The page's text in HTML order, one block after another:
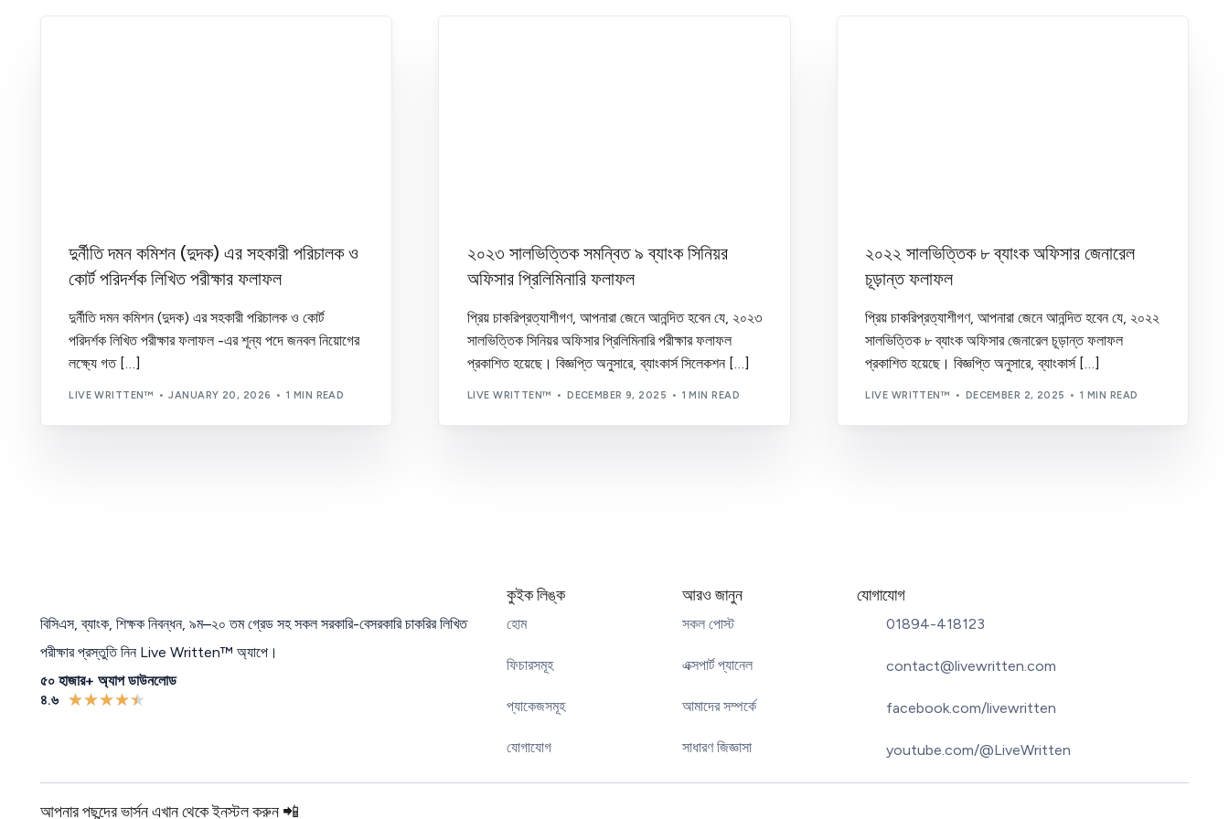
দুর্নীতি দমন কমিশন (দুদক) এর সহকারী পরিচালক ও
কোর্ট পরিদর্শক লিখিত পরীক্ষার ফলাফল
দুর্নীতি দমন কমিশন (দুদক) এর সহকারী পরিচালক ও কোর্ট
পরিদর্শক লিখিত পরীক্ষার ফলাফল -এর শূন্য পদে জনবল নিয়োগের
লক্ষ্যে গত […]
LIVE WRITTEN™ JANUARY 20, 2026 1 MIN READ
২০২৩ সালভিত্তিক সমন্বিত ৯ ব্যাংক সিনিয়র
অফিসার প্রিলিমিনারি ফলাফল
প্রিয় চাকরিপ্রত্যাশীগণ, আপনারা জেনে আনন্দিত হবেন যে, ২০২৩
সালভিত্তিক সিনিয়র অফিসার প্রিলিমিনারি পরীক্ষার ফলাফল
প্রকাশিত হয়েছে। বিজ্ঞপ্তি অনুসারে, ব্যাংকার্স সিলেকশন […]
LIVE WRITTEN™ DECEMBER 9, 2025 1 MIN READ
২০২২ সালভিত্তিক ৮ ব্যাংক অফিসার জেনারেল
চূড়ান্ত ফলাফল
প্রিয় চাকরিপ্রত্যাশীগণ, আপনারা জেনে আনন্দিত হবেন যে, ২০২২
সালভিত্তিক ৮ ব্যাংক অফিসার জেনারেল চূড়ান্ত ফলাফল
প্রকাশিত হয়েছে। বিজ্ঞপ্তি অনুসারে, ব্যাংকার্স […]
LIVE WRITTEN™ DECEMBER 2, 2025 1 MIN READ
বিসিএস,ব্যাংক, শিক্ষক নিবন্ধন, ৯ম–২০ তম গ্রেড সহ সকল সরকারি-বেসরকারি চাকরির লিখিত
পরীক্ষার প্রস্তুতি নিন Live Written™ অ্যাপে।
৫০ হাজার+ অ্যাপ ডাউনলোড
৪.৬
★★★★★
কুইক লিঙ্ক
হোম
ফিচারসমূহ
প্যাকেজসমূহ
যোগাযোগ
আরও জানুন
সকল পোস্ট
এক্সপার্ট প্যানেল
আমাদের সম্পর্কে
সাধারণ জিজ্ঞাসা
যোগাযোগ
01894-418123
contact@livewritten.com
facebook.com/livewritten
youtube.com/@LiveWritten
আপনার পছন্দের ভার্সন এখান থেকে ইনস্টল করুন 📲